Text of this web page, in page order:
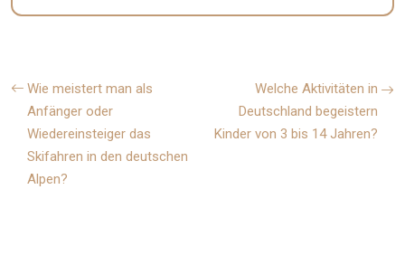
Wie meistert man als
Anfänger oder
Wiedereinsteiger das
Skifahren in den deutschen
Alpen?
Welche Aktivitäten in
Deutschland begeistern
Kinder von 3 bis 14 Jahren?